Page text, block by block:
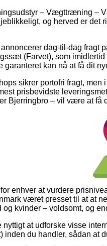
– Vægttræning
og herved er det
dag-til-dag
(Farvet), som
garanteret kan nå at få dit
sikrer portofri fragt,
prisbevidste
Bjerringbro – vil være at få
enhver at vurdere
været presset til at at
kvinder – voldsomt, og
at udforske visse
du handler, sådan at